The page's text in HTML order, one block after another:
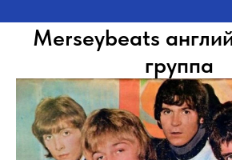
Merseybeats
группа